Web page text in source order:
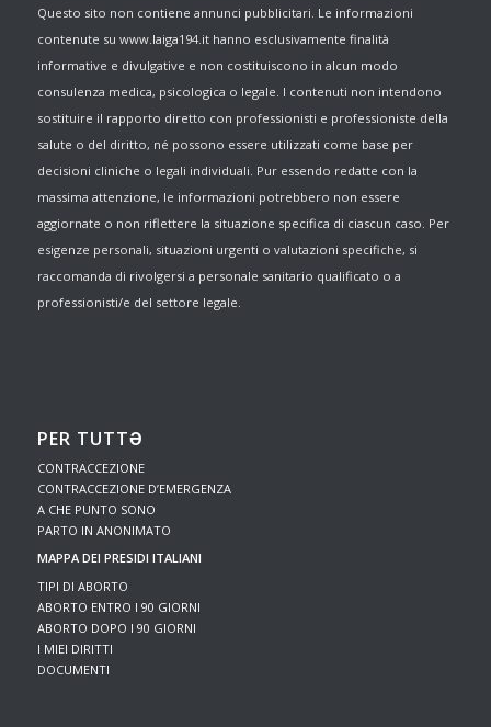
Questo sito non contiene annunci pubblicitari. Le informazioni
contenute su www.laiga194.it hanno esclusivamente finalità
informative e divulgative e non costituiscono in alcun modo
consulenza medica, psicologica o legale. I contenuti non intendono
sostituire il rapporto diretto con professionisti e professioniste della
salute o del diritto, né possono essere utilizzati come base per
decisioni cliniche o legali individuali. Pur essendo redatte con la
massima attenzione, le informazioni potrebbero non essere
aggiornate o non riflettere la situazione specifica di ciascun caso. Per
esigenze personali, situazioni urgenti o valutazioni specifiche, si
raccomanda di rivolgersi a personale sanitario qualificato o a
professionisti/e del settore legale.
PER TUTTƏ
CONTRACCEZIONE
CONTRACCEZIONE D’EMERGENZA
A CHE PUNTO SONO
PARTO IN ANONIMATO
MAPPA DEI PRESIDI ITALIANI
TIPI DI ABORTO
ABORTO ENTRO I 90 GIORNI
ABORTO DOPO I 90 GIORNI
I MIEI DIRITTI
DOCUMENTI